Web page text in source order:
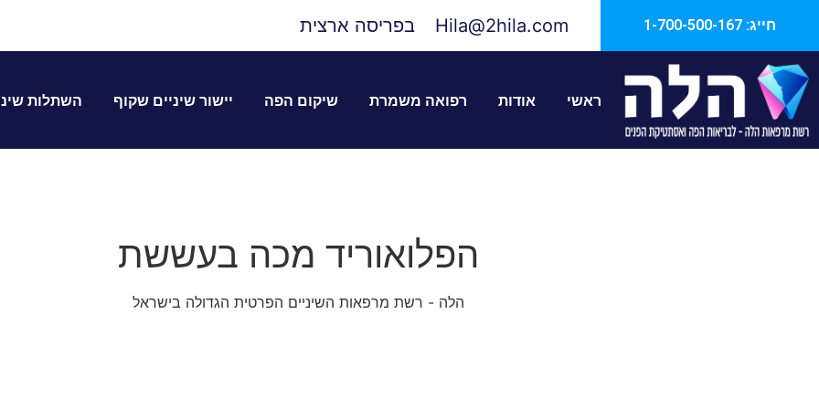
חייג: 1-700-500-167 Hila@2hila.com בפריסה ארצית
ראשי אודות רפואה משמרת שיקום הפה יישור שיניים שקוף השתלות
ראשי רפואה משמרת
הפלואוריד מכה בעששת
הלה - רשת מרפאות השיניים הפרטית הגדולה בישראל